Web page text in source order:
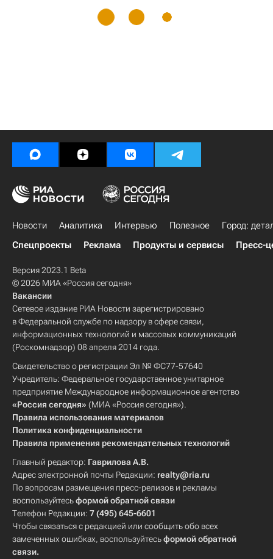
Новости Аналитика Интервью Полезное
Город:
Спецпроекты
Реклама Продукты и сервисы Пресс-
Версия 2023.1 Beta
© 2026 МИА «Россия сегодня»
Вакансии
Сетевое издание РИА Новости зарегистрировано
в Федеральной службе по надзору в сфере связи,
информационных технологий и массовых коммуникаций
(Роскомнадзор) 08 апреля 2014 года.
Свидетельство о регистрации Эл № ФС77-57640
Учредитель: Федеральное государственное унитарное
предприятие Международное информационное агентство
«Россия сегодня» (МИА «Россия сегодня»).
Правила использования материалов
Политика конфиденциальности
Правила применения рекомендательных технологий
Главный редактор: Гаврилова А.В.
Адрес электронной почты Редакции: realty@ria.ru
По вопросам размещения пресс-релизов и рекламы
воспользуйтесьформой обратной связи
Телефон Редакции: 7 (495) 645-6601
Чтобы связаться с редакцией или сообщить обо всех
замеченных ошибках, воспользуйтесьформой обратной
связи.